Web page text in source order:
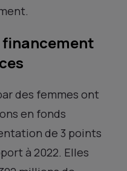
financement
des femmes ont
en fonds
de 3 points
à 2022. Elles